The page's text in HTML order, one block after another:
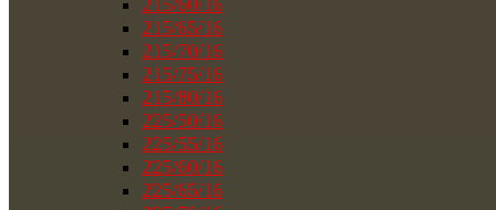
215/60/16
215/65/16
215/70/16
215/75/16
215/80/16
225/50/16
225/55/16
225/60/16
225/65/16